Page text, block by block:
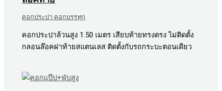
คอกประปา คอกบรรทุก
คอกประปาล้วนสูง 1.50 เมตร เสียบท้ายทรงตรง ไม่ติดตั้ง
กลอนล๊อคฝาท้ายสแตนเลส ติดตั้งกับรถกระบะตอนเดียว